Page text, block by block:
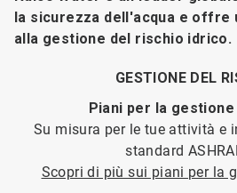
la sicurezza dell'acqua e offre
alla gestione del rischio idrico.
GESTIONE DEL
Piani per la
Su misura per le tue attività e
standard
Scopri di più sui piani per la